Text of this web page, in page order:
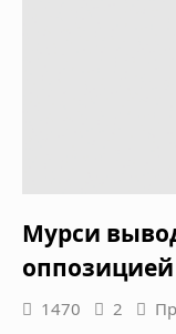
Мурси
оппозицией
1470 2